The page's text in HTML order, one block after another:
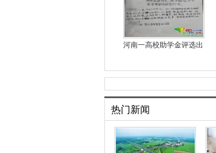
河南一高校助学金评选出
热门新闻